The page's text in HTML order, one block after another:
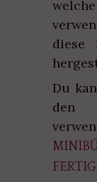
diese
Du
den